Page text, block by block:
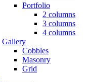
Portfolio
2 columns
3 columns
4 columns
Gallery
Cobbles
Masonry
Grid